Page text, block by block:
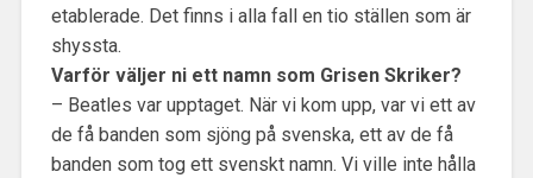
etablerade. Det finns i alla fall en tio ställen som är
shyssta.
Varför väljer ni ett namn som Grisen Skriker?
– Beatles var upptaget. När vi kom upp, var vi ett av
de få banden som sjöng på svenska, ett av de få
banden som tog ett svenskt namn. Vi ville inte hålla